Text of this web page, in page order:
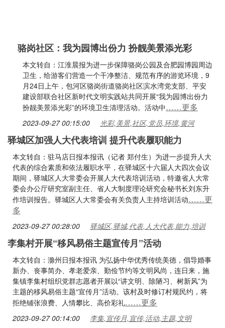
骆岗社区：我为园博出份力 扮靓美景添光彩
本文转自：江淮晨报为进一步保障骆岗公园及合肥园博园周边
卫生，给游客们营造一个干净整洁、规范有序的游览环境，9
月24日上午，包河区骆岗街道骆岗社区滨水湾党支部、平安
建设部联合社区新时代文明实践站共同开展“我为园博出份力
扮靓美景添光彩”的环境卫生清理活动。活动中……更多
2023-09-27 00:15:00 光彩,美景,社区,党员,环境,黄河
驿城区加强人大代表培训 提升代表履职能力
本文转自：驻马店日报本报讯（记者 郑付生）为进一步提升人大
代表的综合素质和依法履职水平，在驿城区十六届人大四次会议
期间，驿城区人大常委会开展人大代表培训活动，特邀省人大常
委会办公厅研究室副主任、省人大制度理论研究会秘书长刘东升
作培训报告。驿城区人大常委会有关负责人主持培训活动……更
多
2023-09-27 00:28:00 驿城区,驿城,代表,人大代表,能力,培训
李集村开展“移风易俗主题宣传月”活动
本文转自：滁州日报本报讯 为弘扬中华优秀传统美德，倡导婚事
新办、丧事简办、孝老爱亲、勤俭节约等文明风尚，连日来，施
集镇李集村组织党群志愿者开展以“讲文明、除陋习、树新风”为
主题的移风易俗主题“宣传月”活动。该村及时修订村规民约，将
拒绝铺张浪费、人情攀比、高价彩礼……更多
2023-09-27 00:14:00 李集,宣传月,宣传,活动,主题,文明